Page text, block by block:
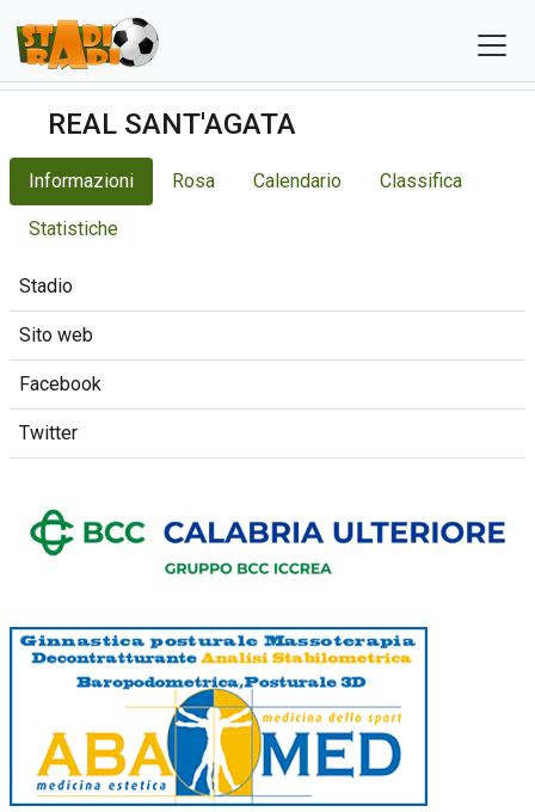
REAL SANT'AGATA
Informazioni Rosa Calendario Classifica
Statistiche
Stadio
Sito web
Facebook
Twitter